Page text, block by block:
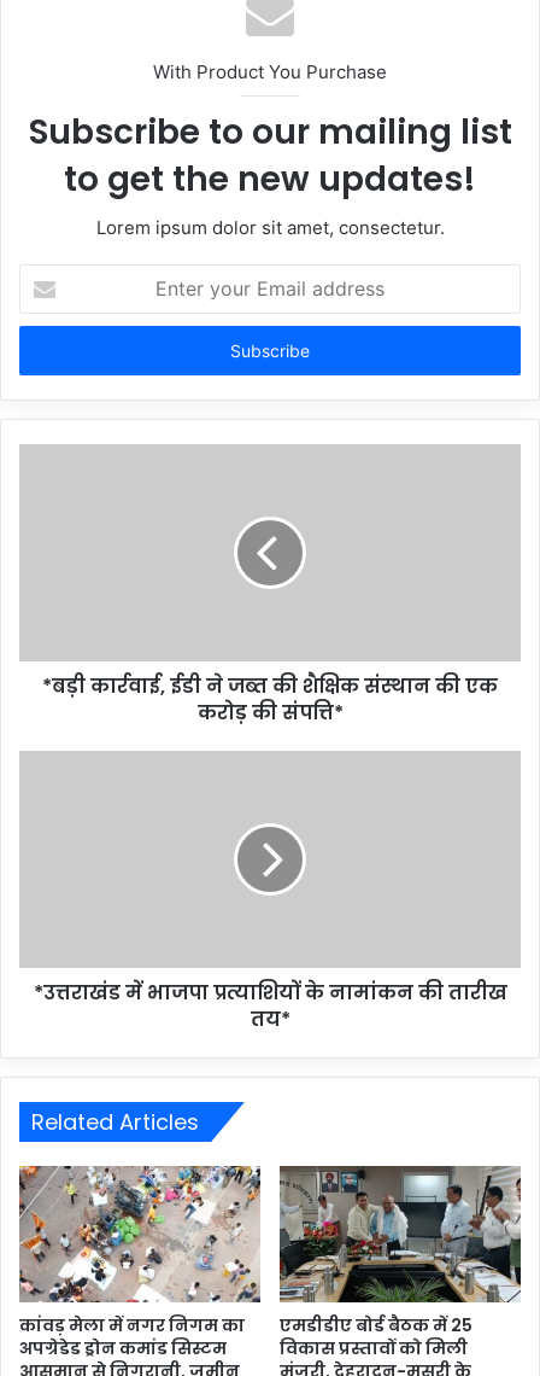
With Product You Purchase
Subscribe to our mailing list
to get the new updates!
Lorem ipsum dolor sit amet, consectetur.
Enter
your
Email
*बड़ी कार्रवाई, ईडी ने जब्त की शैक्षिक संस्थान की एक
करोड़ की संपत्ति*
*उत्तराखंड में भाजपा प्रत्याशियों के नामांकन की तारीख
तय*
Related Articles
कांवड़ मेला में नगर निगम का
अपग्रेडेड ड्रोन कमांड सिस्टम
आसमान से निगरानी, जमीन
एमडीडीए बोर्ड बैठक में 25
विकास प्रस्तावों को मिली
मंजूरी, देहरादून-मसूरी के